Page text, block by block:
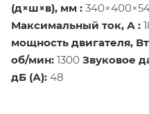
(д×ш×в), мм :
Максимальный ток, А :
мощность двигателя,
об/мин: 1300 Звуковое
дБ (А): 48